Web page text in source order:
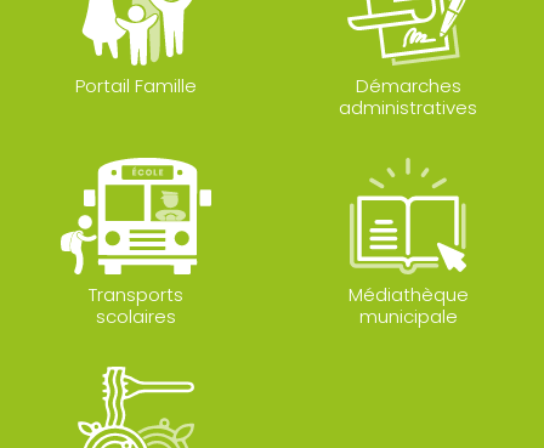
Portail Famille
Démarches
administratives
Transports
scolaires
Médiathèque
municipale